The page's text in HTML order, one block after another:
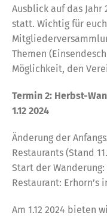
Ausblick auf das Jahr
statt. Wichtig für
Themen
Möglichkeit, den
Termin 2: Herbst-
1.12 2024
Änderung der
Restaurants (Stand
Start der Wanderung:
Restaurant: Erhorn’s
Am 1.12 2024 bieten